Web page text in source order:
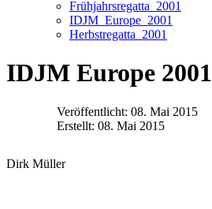
Frühjahrsregatta_2001
IDJM_Europe_2001
Herbstregatta_2001
IDJM Europe 2001
Veröffentlicht: 08. Mai 2015
Erstellt: 08. Mai 2015
Dirk Müller